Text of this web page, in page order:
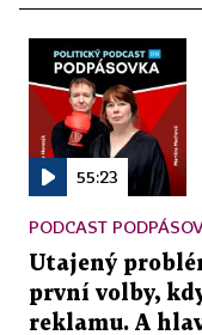
55:23
PODCAST
Utajený
první volby,
reklamu. A